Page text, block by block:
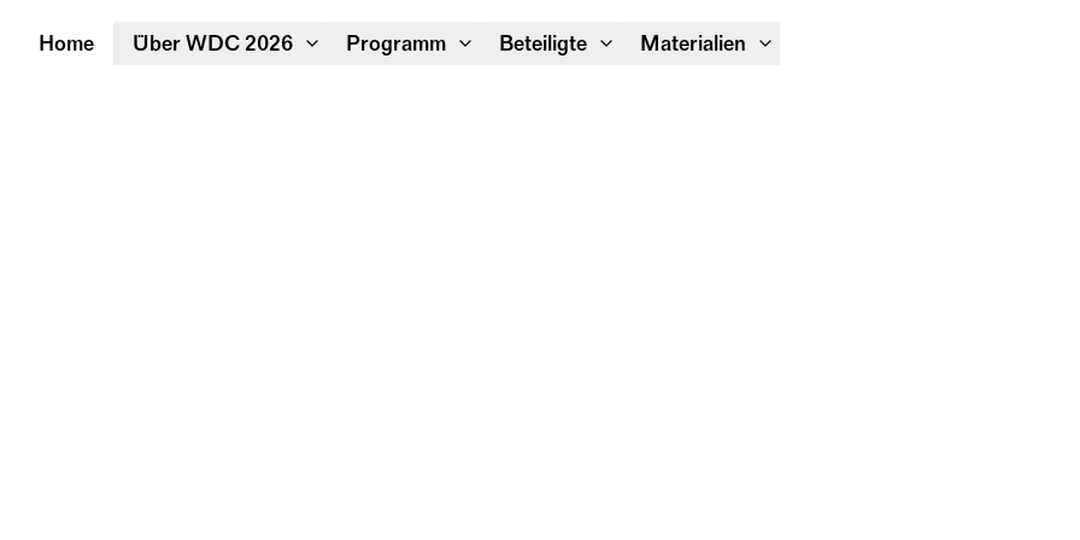
Home Über WDC 2026 Programm Beteiligte Materialien